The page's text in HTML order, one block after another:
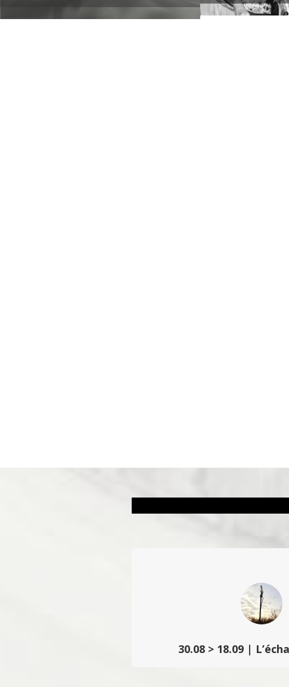
30.08 > 18.09 |